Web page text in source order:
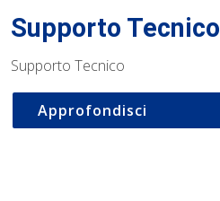
Supporto Tecnico
Supporto Tecnico
Approfondisci